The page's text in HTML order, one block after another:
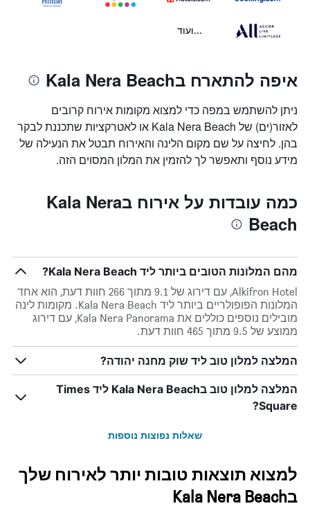
...ועוד
איפה להתארח בKala Nera Beach
ניתן להשתמש במפה כדי למצוא מקומות אירוח קרובים
לאזור(ים) של Kala Nera Beach או לאטרקציות שתכננת לבקר
בהן. לחיצה על שם מקום הלינה והאירוח תבטל את הנעילה של
מידע נוסף ותאפשר לך להזמין את המלון המסוים הזה.
כמה עובדות על אירוח בKala Nera
Beach
מהם המלונות הטובים ביותר ליד Kala Nera Beach?
Alkifron Hotel, עם דירוג של 9.1 מתוך 266 חוות דעת, הוא אחד
המלונות הפופולריים ביותר ליד Kala Nera Beach. מקומות לינה
מובילים נוספים כוללים את Kala Nera Panorama, עם דירוג
ממוצע של 9.5 מתוך 465 חוות דעת.
המלצה למלון טוב ליד שוק מחנה יהודה?
המלצה למלון טוב בKala Nera Beach ליד Times
Square?
שאלות נפוצות נוספות
למצוא תוצאות טובות יותר לאירוח שלך
בKala Nera Beach